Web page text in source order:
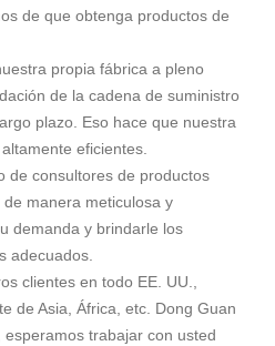
de que obtenga productos de
propia fábrica a pleno
de la cadena de suministro
plazo. Eso hace que nuestra
eficientes.
de consultores de productos
manera meticulosa y
demanda y brindarle los
adecuados.
clientes en todo EE. UU.,
de Asia, África, etc. Dong Guan
trabajar con usted